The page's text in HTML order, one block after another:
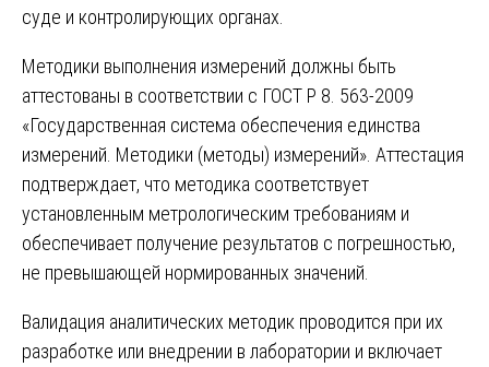
суде и контролирующих органах.
Методики выполнения измерений должны быть
аттестованы в соответствии с ГОСТ Р 8. 563-2009
«Государственная система обеспечения единства
измерений. Методики (методы) измерений». Аттестация
подтверждает, что методика соответствует
установленным метрологическим требованиям и
обеспечивает получение результатов с погрешностью,
не превышающей нормированных значений.
Валидация аналитических методик проводится при их
разработке или внедрении в лаборатории и включает